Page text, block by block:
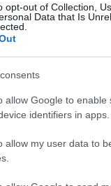
opt-out of Collection,
Data that Is
allow Google to
identifiers in apps.
allow my user data to